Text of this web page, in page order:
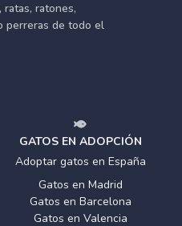
ratones,
perreras de todo el
GATOS EN ADOPCIÓN
Adoptar gatos en España
Gatos en Madrid
Gatos en Barcelona
Gatos en Valencia